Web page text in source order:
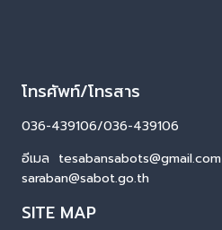
โทรศัพท์/โทรสาร
036-439106/036-439106
อีเมล tesabansabots@gmail.com
saraban@sabot.go.th
SITE MAP